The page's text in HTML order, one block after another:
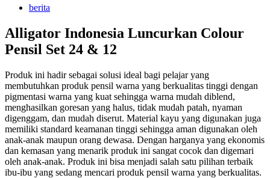
berita
Alligator Indonesia Luncurkan Colour
Pensil Set 24 & 12
Produk ini hadir sebagai solusi ideal bagi pelajar yang
membutuhkan produk pensil warna yang berkualitas tinggi dengan
pigmentasi warna yang kuat sehingga warna mudah diblend,
menghasilkan goresan yang halus, tidak mudah patah, nyaman
digenggam, dan mudah diserut. Material kayu yang digunakan juga
memiliki standard keamanan tinggi sehingga aman digunakan oleh
anak-anak maupun orang dewasa. Dengan harganya yang ekonomis
dan kemasan yang menarik produk ini sangat cocok dan digemari
oleh anak-anak. Produk ini bisa menjadi salah satu pilihan terbaik
ibu-ibu yang sedang mencari produk pensil warna yang berkualitas.